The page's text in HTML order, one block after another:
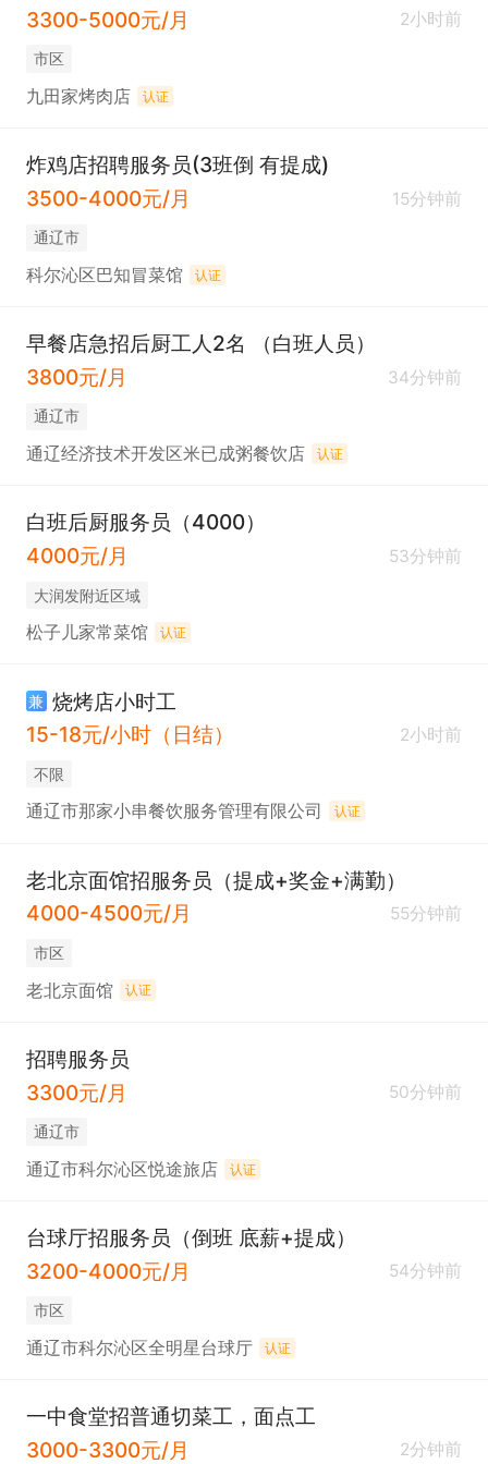
3300-5000元/月 2小时前
市区
九田家烤肉店 认证
炸鸡店招聘服务员(3班倒 有提成)
3500-4000元/月
15分钟前
通辽市
科尔沁区巴知冒菜馆 认证
早餐店急招后厨工人2名 （白班人员）
3800元/月
34分钟前
通辽市
通辽经济技术开发区米已成粥餐饮店 认证
白班后厨服务员（4000）
4000元/月
53分钟前
大润发附近区域
松子儿家常菜馆 认证
兼 烧烤店小时工
15-18元/小时（日结）
2小时前
不限
通辽市那家小串餐饮服务管理有限公司 认证
老北京面馆招服务员（提成+奖金+满勤）
4000-4500元/月
55分钟前
市区
老北京面馆 认证
招聘服务员
3300元/月
50分钟前
通辽市
通辽市科尔沁区悦途旅店 认证
台球厅招服务员（倒班 底薪+提成）
3200-4000元/月
54分钟前
市区
通辽市科尔沁区全明星台球厅 认证
一中食堂招普通切菜工，面点工
3000-3300元/月
2分钟前